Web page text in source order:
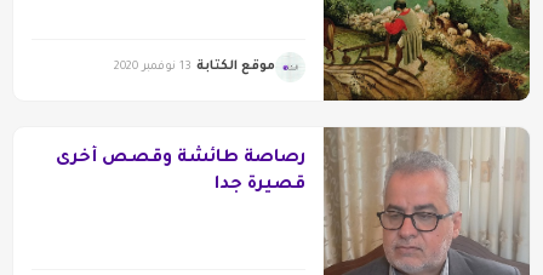
موقع الكتابة 13 نوفمبر 2020
رصاصة طائشة وقصص أخرى
قصيرة جدا